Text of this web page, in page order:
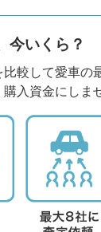
今いくら？
較して愛車の
入資金にしま